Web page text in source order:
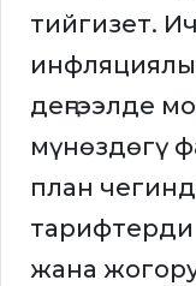
тийгизет.
деңгээлде
мүнөздөгү
план
жана